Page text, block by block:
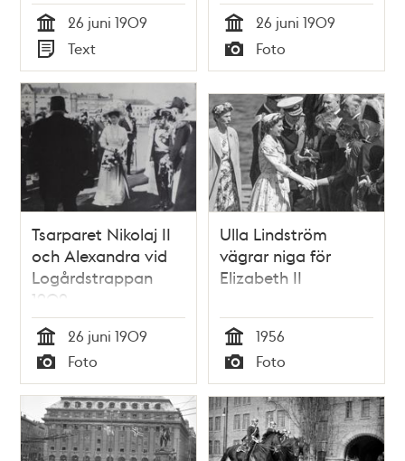
Tid
26 juni 1909
Typ
Text Tid
26 juni 1909
Typ
Foto
Tsarparet Nikolaj II
och Alexandra vid
Logårdstrappan
1909
Tid
26 juni 1909
Typ
Foto
Ulla Lindström
vägrar niga för
Elizabeth II
Tid
1956
Typ
Foto